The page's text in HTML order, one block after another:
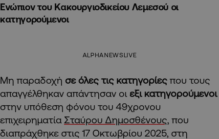
Ενώπιον του Κακουργιοδικείου Λεμεσού οι
κατηγορούμενοι
ALPHANEWSLIVE
Μη παραδοχή σε όλες τις κατηγορίες που τους
απαγγέλθηκαν απάντησαν οι εξι κατηγορούμενοι
στην υπόθεση φόνου του 49χρονου
επιχειρηματία Σταύρου Δημοσθένους, που
διαπράχθηκε στις 17 Οκτωβρίου 2025, στη